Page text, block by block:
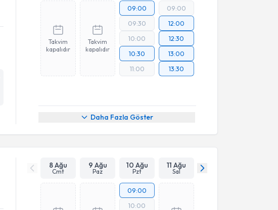
Takvim
kapalıdır
Takvim
kapalıdır
09:00
09:30
10:00
10:30
11:00
09:00
12:00
12:30
13:00
13:30
Daha Fazla Göster
8 Ağu
Cmt
9 Ağu
Paz
10 Ağu
Pzt
11 Ağu
Sal
09:00
10:00